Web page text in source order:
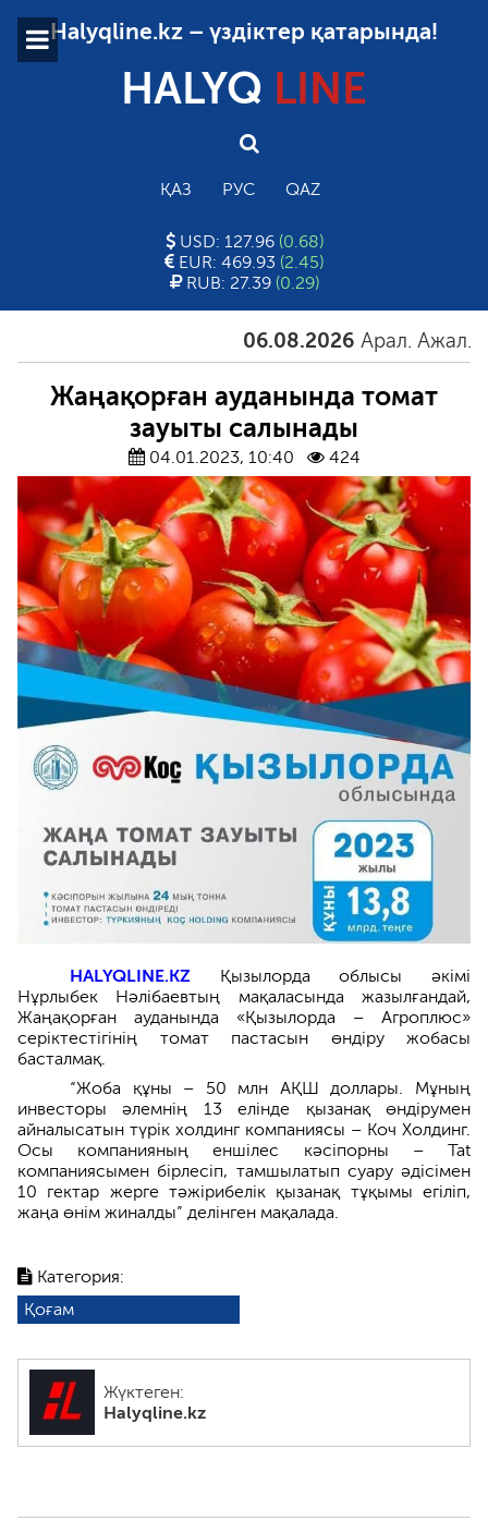
Halyqline.kz – үздіктер қатарында!
HALYQ LINE
ҚАЗ РУС QAZ
USD: 127.96 (0.68)
EUR: 469.93 (2.45)
RUB: 27.39 (0.29)
06.08.2026 Арал. Ажал.
Категория:
Қоғам
Жүктеген:
Halyqline.kz
Жаңақорған ауданында томат
зауыты салынады
04.01.2023, 10:40 424
HALYQLINE.KZ Қызылорда облысы әкімі
Нұрлыбек Нәлібаевтың мақаласында жазылғандай,
Жаңақорған ауданында «Қызылорда – Агроплюс»
серіктестігінің томат пастасын өндіру жобасы
басталмақ.
“Жоба құны – 50 млн АҚШ доллары. Мұның
инвесторы әлемнің 13 елінде қызанақ өндірумен
айналысатын түрік холдинг компаниясы – Коч Холдинг.
Осы компанияның еншілес кәсіпорны – Tat
компаниясымен бірлесіп, тамшылатып суару әдісімен
10 гектар жерге тәжірибелік қызанақ тұқымы егіліп,
жаңа өнім жиналды” делінген мақалада.